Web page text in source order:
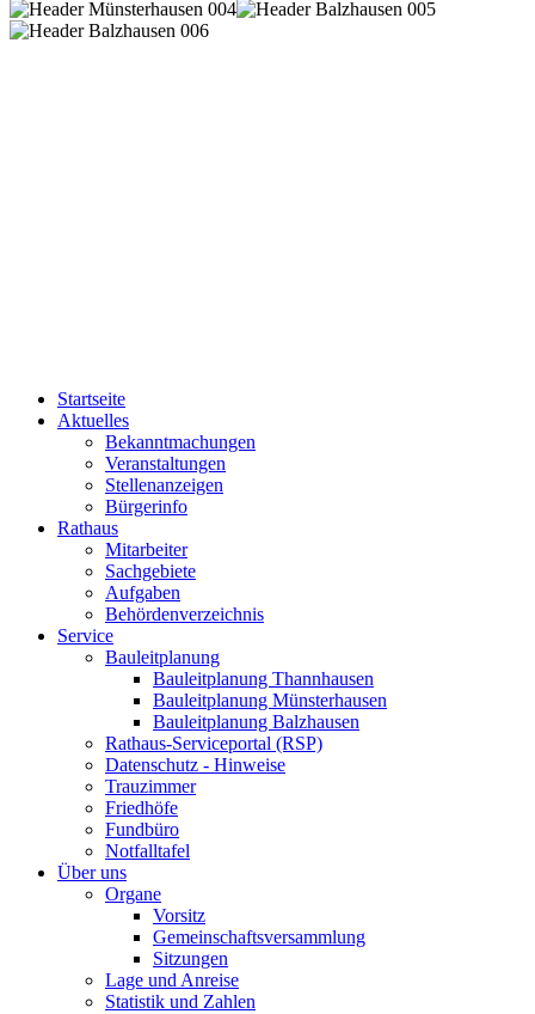
Startseite
Aktuelles
Bekanntmachungen
Veranstaltungen
Stellenanzeigen
Bürgerinfo
Rathaus
Mitarbeiter
Sachgebiete
Aufgaben
Behördenverzeichnis
Service
Bauleitplanung
Bauleitplanung Thannhausen
Bauleitplanung Münsterhausen
Bauleitplanung Balzhausen
Rathaus-Serviceportal (RSP)
Datenschutz - Hinweise
Trauzimmer
Friedhöfe
Fundbüro
Notfalltafel
Über uns
Organe
Vorsitz
Gemeinschaftsversammlung
Sitzungen
Lage und Anreise
Statistik und Zahlen